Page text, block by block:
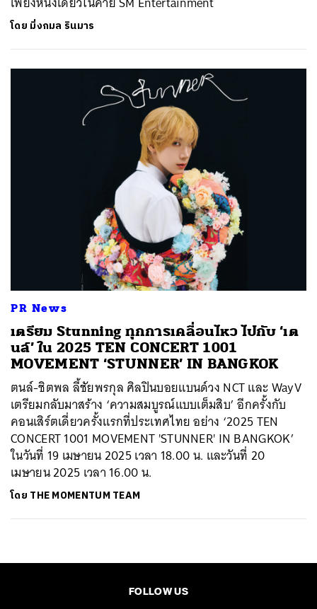
โดย มิ่งกมล รินมาร
PR News
เตรียม Stunning ทุกการเคลื่อนไหว ไปกับ ‘เต
นล์’ ใน 2025 TEN CONCERT 1001
MOVEMENT ‘STUNNER’ IN BANGKOK
ตนล์-ชิตพล ลี้ชัยพรกุล ศิลปินบอยแบนด์วง NCT และ WayV
เตรียมกลับมาสร้าง ‘ความสมบูรณ์แบบเต็มสิบ’ อีกครั้งกับ
คอนเสิร์ตเดี่ยวครั้งแรกที่ประเทศไทย อย่าง ‘2025 TEN
CONCERT 1001 MOVEMENT 'STUNNER' IN BANGKOK’
ในวันที่ 19 เมษายน 2025 เวลา 18.00 น. และวันที่ 20
เมษายน 2025 เวลา 16.00 น.
โดย THE MOMENTUM TEAM
FOLLOW US